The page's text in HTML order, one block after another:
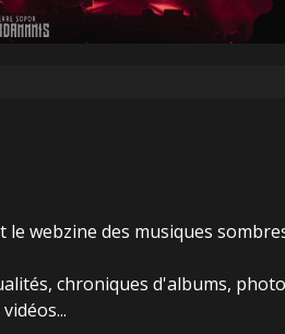
webzine des musiques
chroniques d'albums,